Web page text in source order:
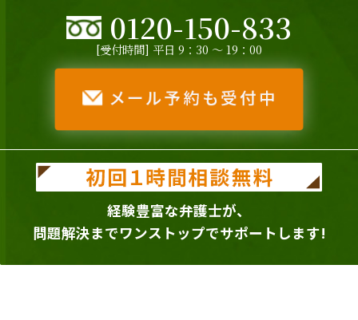
0120-150-833
[受付時間] 平日 9：30 ～ 19：00
経験豊富な弁護士が、
問題解決までワンストップでサポートします!